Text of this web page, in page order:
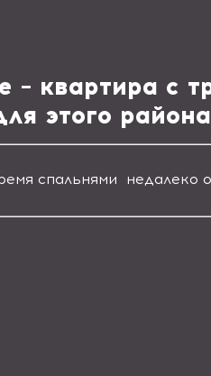
– квартира с
этого
спальнями недалеко